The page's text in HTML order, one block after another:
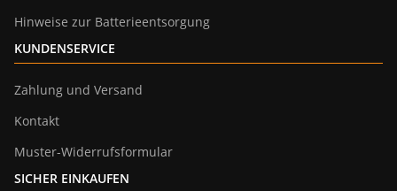
Hinweise zur Batterieentsorgung
KUNDENSERVICE
Zahlung und Versand
Kontakt
Muster-Widerrufsformular
SICHER EINKAUFEN